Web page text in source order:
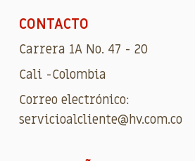
CONTACTO
Carrera 1A No. 47 - 20
Cali -Colombia
Correo electrónico:
servicioalcliente@hv.com.co